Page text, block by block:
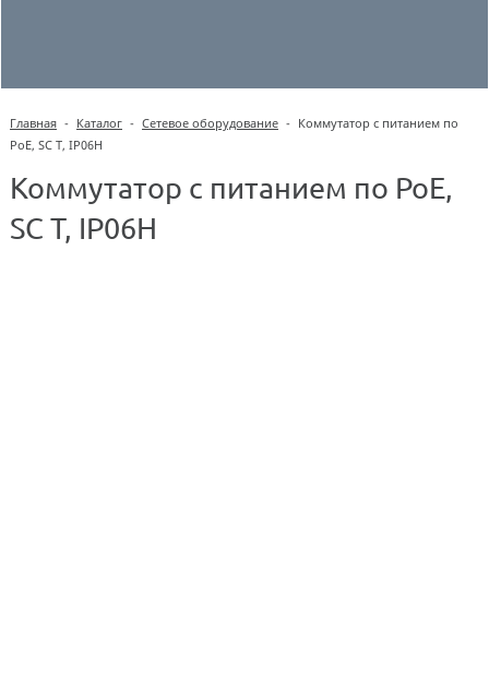
Главная - Каталог - Сетевое оборудование - Коммутатор с питанием по
PoE, SC T, IP06H
Коммутатор с питанием по PoE,
SC T, IP06H